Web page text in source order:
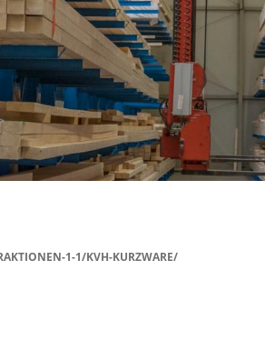
1-1/KVH-KURZWARE/